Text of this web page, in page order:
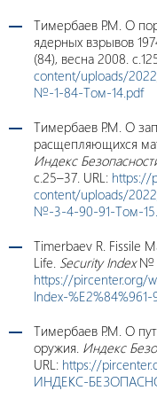
Тимербаев Р.М. О
ядерных взрывов
(84), весна 2008.
content/uploads/
№-1-84-Том-14.pdf
Тимербаев Р.М. О
расщепляющихся
Индекс
c.25–37. URL: https://
content/uploads/
№-3-4-90-91-Том-
Timerbaev R. Fissile
Life. Security Index№
https://pircenter.org/
Index-
Тимербаев Р.М. О
оружия. Индекс
URL: https://
ИНДЕКС-